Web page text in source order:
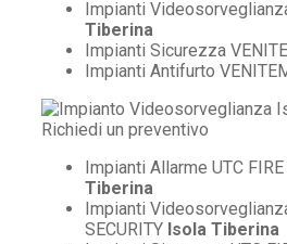
Impianti
Tiberina
Impianti Sicurezza
Impianti Antifurto
Impianti Allarme UTC FIRE
Tiberina
Impianti
SECURITY Isola Tiberina